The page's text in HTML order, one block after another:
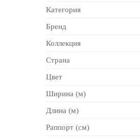
Категория
Бренд
Коллекция
Страна
Цвет
Ширина (м)
Длина (м)
Раппорт (см)